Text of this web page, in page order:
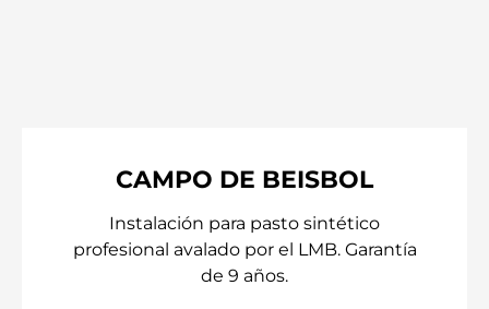
CAMPO DE BEISBOL
Instalación para pasto sintético
profesional avalado por el LMB. Garantía
de 9 años.